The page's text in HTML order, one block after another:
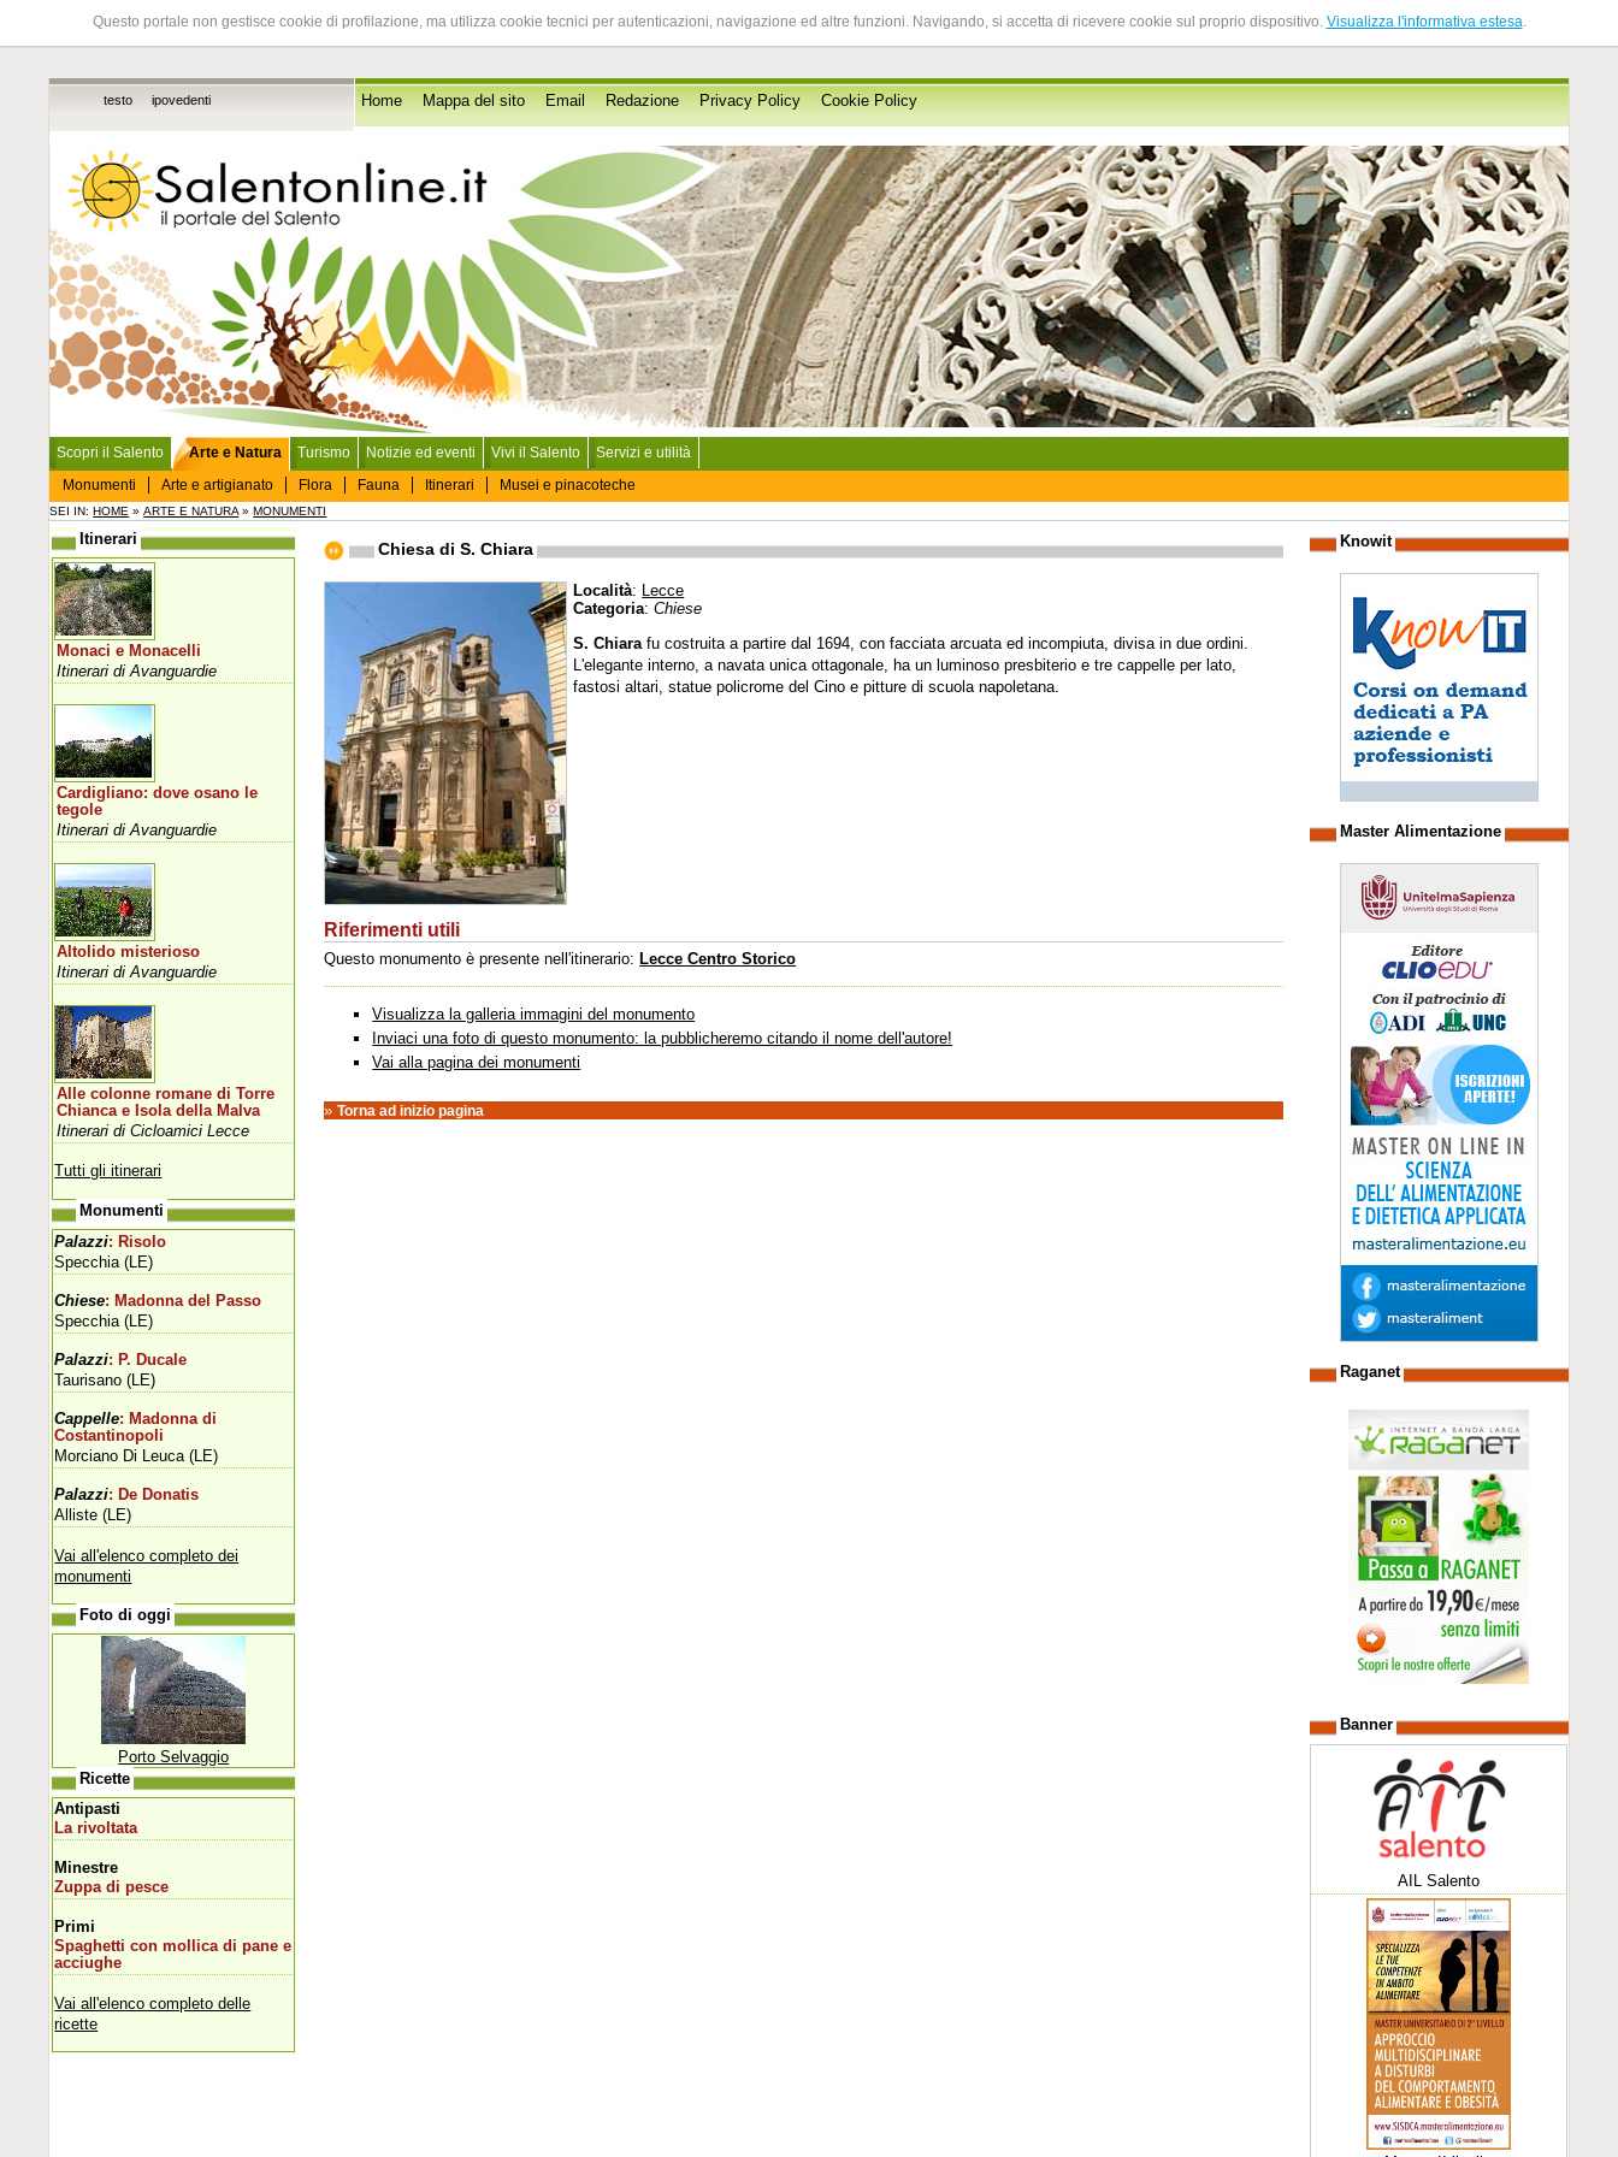
Questo portale non gestisce cookie di profilazione, ma utilizza cookie tecnici per autenticazioni, navigazione ed altre funzioni. Navigando, si accetta di ricevere cookie sul proprio dispositivo. Visualizza l'informativa estesa.
testo ipovedenti Home Mappa del sito Email Redazione Privacy Policy Cookie Policy
Scopri il Salento
Arte e Natura
Monumenti
Arte e artigianato Flora Fauna Itinerari Musei e pinacoteche
Turismo Notizie ed eventi Vivi il Salento Servizi e utilità
SEI IN:HOME »ARTE E NATURA »MONUMENTI
Chiesa di S. Chiara
Località:
Lecce
Categoria:Chiese
S. Chiarafu costruita a partire dal 1694, con facciata arcuata ed incompiuta, divisa in due ordini.
L'elegante interno, a navata unica ottagonale, ha un luminoso presbiterio e tre cappelle per lato,
fastosi altari, statue policrome del Cino e pitture di scuola napoletana.
Riferimenti utili
Questo monumento è presente nell'itinerario: Lecce Centro Storico
Visualizza la galleria immagini del monumento
Inviaci una foto di questo monumento: la pubblicheremo citando il nome dell'autore!
Vai alla pagina dei monumenti
»Torna ad inizio pagina
Itinerari
Monaci e Monacelli
Itinerari di Avanguardie
Cardigliano: dove osano le
tegole
Itinerari di Avanguardie
Altolido misterioso
Itinerari di Avanguardie
Alle colonne romane di Torre
Chianca e Isola della Malva
Itinerari di Cicloamici Lecce
Tutti gli itinerari
Monumenti
Palazzi: Risolo
Specchia (LE)
Chiese: Madonna del Passo
Specchia (LE)
Palazzi: P. Ducale
Taurisano (LE)
Cappelle: Madonna di
Costantinopoli
Morciano Di Leuca (LE)
Palazzi: De Donatis
Alliste (LE)
Vai all'elenco completo dei
monumenti
Foto di oggi
Porto Selvaggio
Ricette
Antipasti
La rivoltata
Minestre
Zuppa di pesce
Primi
Spaghetti con mollica di pane e
acciughe
Vai all'elenco completo delle
ricette
Knowit
Master Alimentazione
Raganet
Banner
AIL Salento